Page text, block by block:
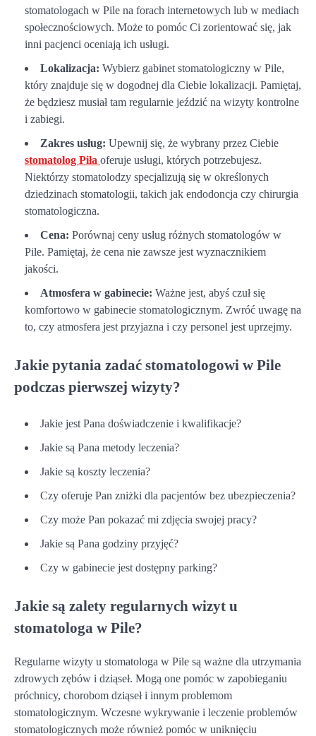
stomatologach w Pile na forach internetowych lub w mediach
społecznościowych. Może to pomóc Ci zorientować się, jak
inni pacjenci oceniają ich usługi.
Lokalizacja: Wybierz gabinet stomatologiczny w Pile,
który znajduje się w dogodnej dla Ciebie lokalizacji. Pamiętaj,
że będziesz musiał tam regularnie jeździć na wizyty kontrolne
i zabiegi.
Zakres usług: Upewnij się, że wybrany przez Ciebie
stomatolog Piła oferuje usługi, których potrzebujesz.
Niektórzy stomatolodzy specjalizują się w określonych
dziedzinach stomatologii, takich jak endodoncja czy chirurgia
stomatologiczna.
Cena: Porównaj ceny usług różnych stomatologów w
Pile. Pamiętaj, że cena nie zawsze jest wyznacznikiem
jakości.
Atmosfera w gabinecie: Ważne jest, abyś czuł się
komfortowo w gabinecie stomatologicznym. Zwróć uwagę na
to, czy atmosfera jest przyjazna i czy personel jest uprzejmy.
Jakie pytania zadać stomatologowi w Pile
podczas pierwszej wizyty?
Jakie jest Pana doświadczenie i kwalifikacje?
Jakie są Pana metody leczenia?
Jakie są koszty leczenia?
Czy oferuje Pan zniżki dla pacjentów bez ubezpieczenia?
Czy może Pan pokazać mi zdjęcia swojej pracy?
Jakie są Pana godziny przyjęć?
Czy w gabinecie jest dostępny parking?
Jakie są zalety regularnych wizyt u
stomatologa w Pile?
Regularne wizyty u stomatologa w Pile są ważne dla utrzymania
zdrowych zębów i dziąseł. Mogą one pomóc w zapobieganiu
próchnicy, chorobom dziąseł i innym problemom
stomatologicznym. Wczesne wykrywanie i leczenie problemów
stomatologicznych może również pomóc w uniknięciu